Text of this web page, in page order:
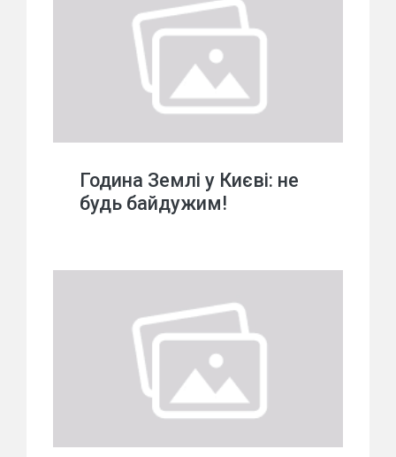
Година Землі у Києві: не
будь байдужим!